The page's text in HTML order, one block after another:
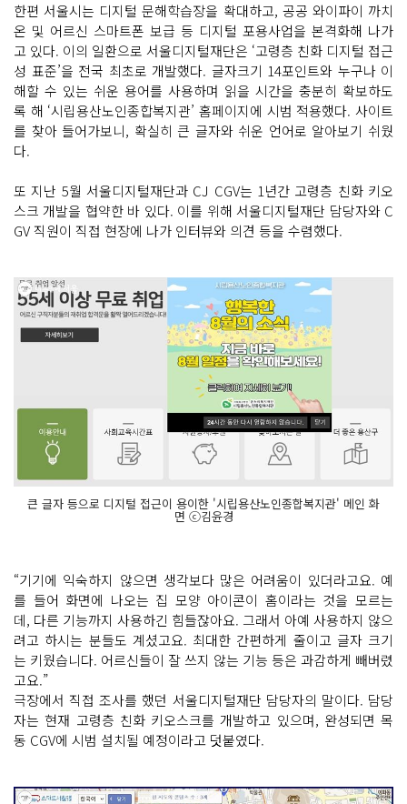
한편 서울시는 디지털 문해학습장을 확대하고, 공공 와이파이 까치
온 및 어르신 스마트폰 보급 등 디지털 포용사업을 본격화해 나가
고 있다. 이의 일환으로 서울디지털재단은 ‘고령층 친화 디지털 접근
성 표준’을 전국 최초로 개발했다. 글자크기 14포인트와 누구나 이
해할 수 있는 쉬운 용어를 사용하며 읽을 시간을 충분히 확보하도
록 해 ‘시립용산노인종합복지관’ 홈페이지에 시범 적용했다. 사이트
를 찾아 들어가보니, 확실히 큰 글자와 쉬운 언어로 알아보기 쉬웠
다.
또 지난 5월 서울디지털재단과 CJ CGV는 1년간 고령층 친화 키오
스크 개발을 협약한 바 있다. 이를 위해 서울디지털재단 담당자와 C
GV 직원이 직접 현장에 나가 인터뷰와 의견 등을 수렴했다.
큰 글자 등으로 디지털 접근이 용이한 '시립용산노인종합복지관' 메인 화
면 ⓒ김윤경
“기기에 익숙하지 않으면 생각보다 많은 어려움이 있더라고요. 예
를 들어 화면에 나오는 집 모양 아이콘이 홈이라는 것을 모르는
데, 다른 기능까지 사용하긴 힘들잖아요. 그래서 아예 사용하지 않으
려고 하시는 분들도 계셨고요. 최대한 간편하게 줄이고 글자 크기
는 키웠습니다. 어르신들이 잘 쓰지 않는 기능 등은 과감하게 빼버렸
고요.”
극장에서 직접 조사를 했던 서울디지털재단 담당자의 말이다. 담당
자는 현재 고령층 친화 키오스크를 개발하고 있으며, 완성되면 목
동 CGV에 시범 설치될 예정이라고 덧붙였다.